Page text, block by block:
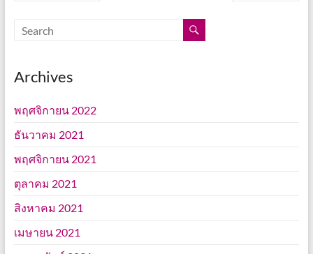
Archives
พฤศจิกายน 2022
ธันวาคม 2021
พฤศจิกายน 2021
ตุลาคม 2021
สิงหาคม 2021
เมษายน 2021